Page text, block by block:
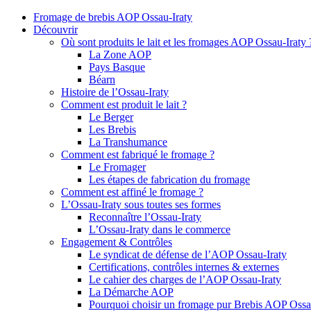
Fromage de brebis AOP Ossau-Iraty
Découvrir
Où sont produits le lait et les fromages AOP Ossau-Iraty
La Zone AOP
Pays Basque
Béarn
Histoire de l’Ossau-Iraty
Comment est produit le lait ?
Le Berger
Les Brebis
La Transhumance
Comment est fabriqué le fromage ?
Le Fromager
Les étapes de fabrication du fromage
Comment est affiné le fromage ?
L’Ossau-Iraty sous toutes ses formes
Reconnaître l’Ossau-Iraty
L’Ossau-Iraty dans le commerce
Engagement & Contrôles
Le syndicat de défense de l’AOP Ossau-Iraty
Certifications, contrôles internes & externes
Le cahier des charges de l’AOP Ossau-Iraty
La Démarche AOP
Pourquoi choisir un fromage pur Brebis AOP